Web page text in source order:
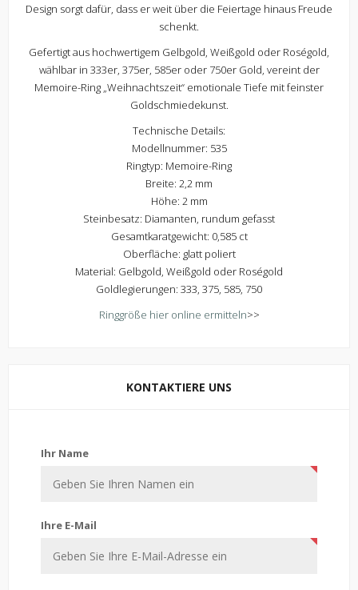
Design sorgt dafür, dass er weit über die Feiertage hinaus Freude
schenkt.
Gefertigt aus hochwertigem Gelbgold, Weißgold oder Roségold,
wählbar in 333er, 375er, 585er oder 750er Gold, vereint der
Memoire-Ring „Weihnachtszeit“ emotionale Tiefe mit feinster
Goldschmiedekunst.
Technische Details:
Modellnummer: 535
Ringtyp: Memoire-Ring
Breite: 2,2 mm
Höhe: 2 mm
Steinbesatz: Diamanten, rundum gefasst
Gesamtkaratgewicht: 0,585 ct
Oberfläche: glatt poliert
Material: Gelbgold, Weißgold oder Roségold
Goldlegierungen: 333, 375, 585, 750
Ringgröße hier online ermitteln>>
KONTAKTIERE UNS
Ihr Name
Ihre E-Mail